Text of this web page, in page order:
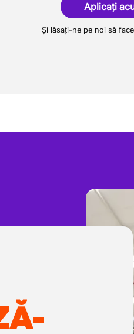
Aplicați
Și lăsați-ne pe noi să